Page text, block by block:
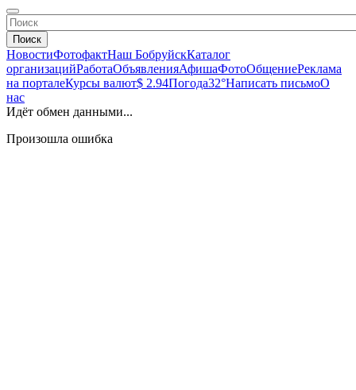
Поиск
НовостиФотофактНаш БобруйскКаталог
организацийРаботаОбъявленияАфишаФотоОбщениеРеклама
на порталеКурсы валют$ 2.94Погода32°Написать письмоО
нас
Идёт обмен данными...
Произошла ошибка